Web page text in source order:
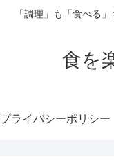
「調理」も「食べる
食を
プライバシーポリシー